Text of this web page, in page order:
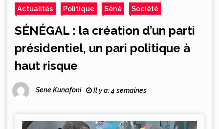
Actualités Politique Sènè Société
SÉNÉGAL : la création d’un parti
présidentiel, un pari politique à
haut risque
Sene Kunafoni Il y a: 4 semaines